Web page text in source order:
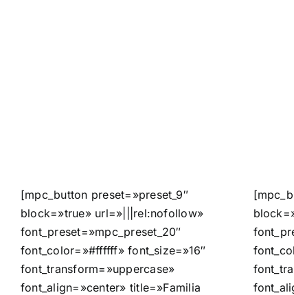
[mpc_button preset=»preset_9″
block=»true» url=»|||rel:nofollow»
font_preset=»mpc_preset_20″
font_color=»#ffffff» font_size=»16″
font_transform=»uppercase»
font_align=»center» title=»Familia